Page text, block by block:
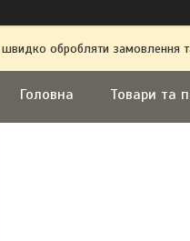
обробляти замовлення
Головна Товари та